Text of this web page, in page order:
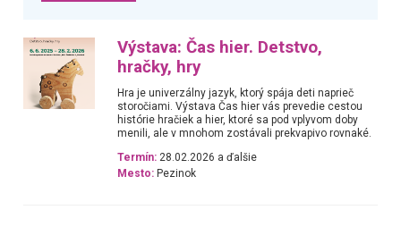
Výstava: Čas hier. Detstvo,
hračky, hry
Hra je univerzálny jazyk, ktorý spája deti naprieč
storočiami. Výstava Čas hier vás prevedie cestou
histórie hračiek a hier, ktoré sa pod vplyvom doby
menili, ale v mnohom zostávali prekvapivo rovnaké.
Termín: 28.02.2026 a ďalšie
Mesto: Pezinok